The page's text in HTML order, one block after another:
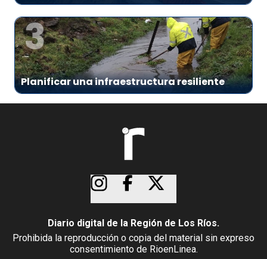
3
Planificar una infraestructura resiliente
Diario digital de la Región de Los Ríos.
Prohibida la reproducción o copia del material sin expreso
consentimiento de RioenLinea.